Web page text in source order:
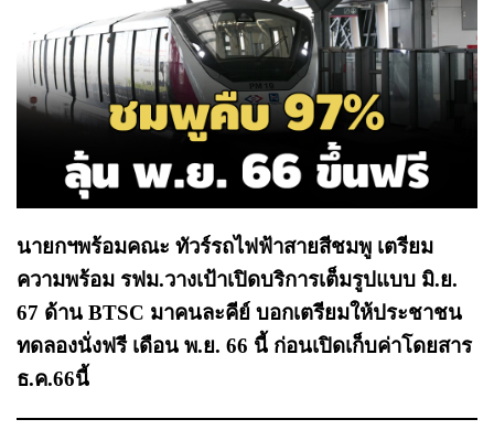
นายกฯพร้อมคณะ ทัวร์รถไฟฟ้าสายสีชมพู เตรียม
ความพร้อม รฟม.วางเป้าเปิดบริการเต็มรูปแบบ มิ.ย.
67 ด้าน BTSC มาคนละคีย์ บอกเตรียมให้ประชาชน
ทดลองนั่งฟรี เดือน พ.ย. 66 นี้ ก่อนเปิดเก็บค่าโดยสาร
ธ.ค.66นี้